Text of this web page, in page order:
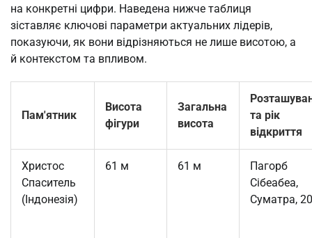
на конкретні цифри. Наведена нижче таблиця
зіставляє ключові параметри актуальних лідерів,
показуючи, як вони відрізняються не лише висотою, а
й контекстом та впливом.
Пам'ятник
Висота
фігури
Загальна
висота
та рік
відкриття
Христос
Спаситель
(Індонезія)
61 м 61 м
Пагорб
Сібеабеа,
Суматра,